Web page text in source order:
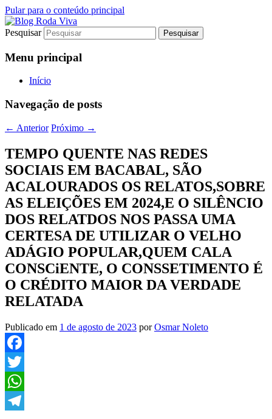
Pular para o conteúdo principal
Blog Roda Viva
Jornalismo sério comprometido com a
verdade
Pesquisar
Menu principal
Início
Navegação de posts
← Anterior Próximo →
TEMPO QUENTE NAS REDES
SOCIAIS EM BACABAL, SÃO
ACALOURADOS OS RELATOS,SOBRE
AS ELEIÇÕES EM 2024,E O SILÊNCIO
DOS RELATDOS NOS PASSA UMA
CERTESA DE UTILIZAR O VELHO
ADÁGIO POPULAR,QUEM CALA
CONSCiENTE, O CONSSETIMENTO É
O CRÉDITO MAIOR DA VERDADE
RELATADA
Publicado em 1 de agosto de 2023 porOsmar Noleto
Facebook
Twitter
WhatsApp